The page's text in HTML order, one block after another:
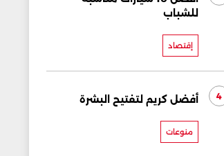
للشباب
إقتصاد
4 أفضل كريم لتفتيح البشرة
منوعات